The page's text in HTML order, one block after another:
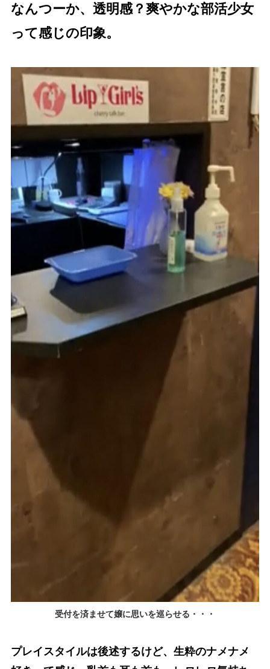
なんつーか、透明感？爽やかな部活少女
って感じの印象。
受付を済ませて嬢に思いを巡らせる・・・
プレイスタイルは後述するけど、生粋のナメナメ